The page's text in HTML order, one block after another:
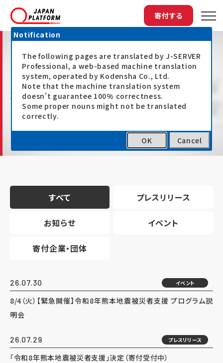
寄付する
最新情報
すべて プレスリリース
お知らせ イベント
寄付企業・団体
26.07.30 イベント
8/4（火）【緊急開催】令和8年熊本地震被災者支援 プログラム説
明会
26.07.29 プレスリリース
「令和8年熊本地震被災者支援」決定（寄付受付中）
Notification
The following pages are translated by J-SERVER
Professional, a web-based machine translation
system, operated by Kodensha Co., Ltd.
Note that the machine translation system
doesn't guarantee 100% correctness.
Some proper nouns might not be translated
correctly.
OK Cancel